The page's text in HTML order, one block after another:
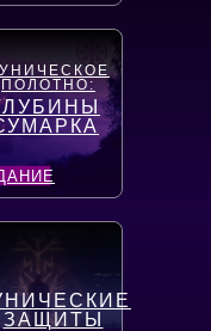
ПОЛОТНО:
ЗАЩИТЫ